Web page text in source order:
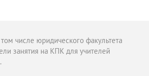
числе юридического факультета
занятия на КПК для учителей